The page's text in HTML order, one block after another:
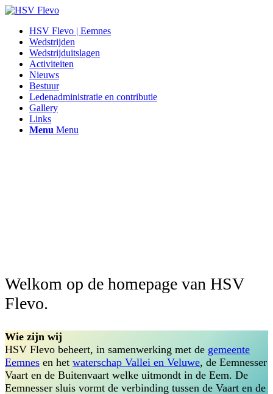
HSV Flevo | Eemnes
Wedstrijden
Wedstrijduitslagen
Activiteiten
Nieuws
Bestuur
Ledenadministratie en contributie
Gallery
Links
Menu Menu
Welkom op de homepage van HSV
Flevo.
Wie zijn wij
HSV Flevo beheert, in samenwerking met de gemeente
Eemnes en het waterschap Vallei en Veluwe, de Eemnesser
Vaart en de Buitenvaart welke uitmondt in de Eem. De
Eemnesser sluis vormt de verbinding tussen de Vaart en de